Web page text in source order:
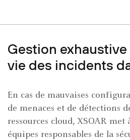
Gestion
vie des incidents
En cas de mauvaises
de menaces et de détections
ressources cloud, XSOAR
équipes responsables de la